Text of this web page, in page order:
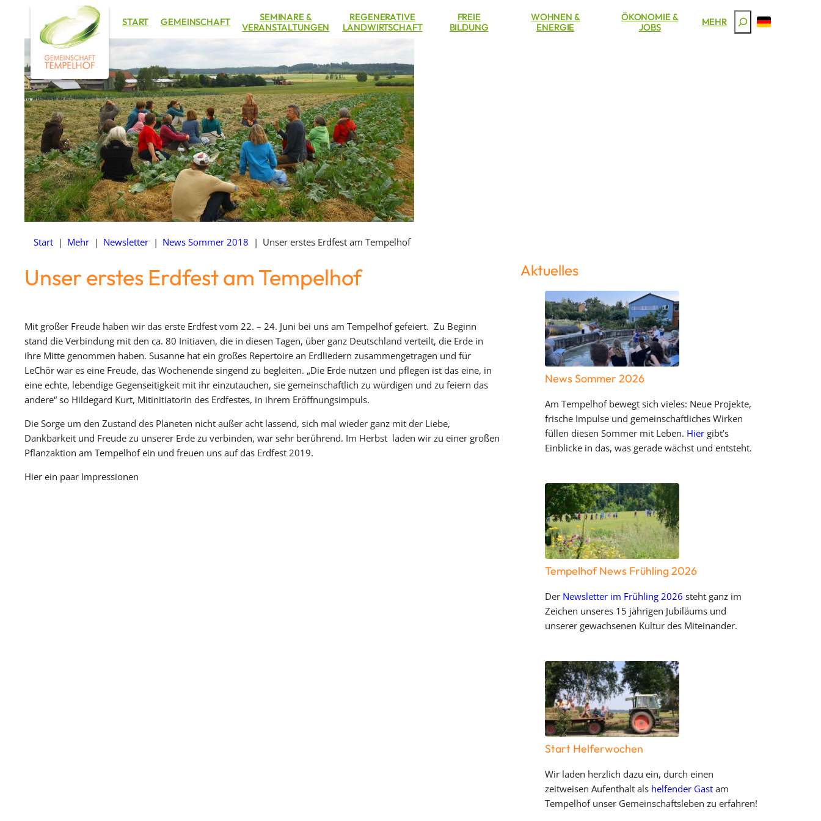
springen
START GEMEINSCHAFT
SEMINARE &
VERANSTALTUNGEN
REGENERATIVE
LANDWIRTSCHAFT
FREIE
BILDUNG
WOHNEN &
ENERGIE
ÖKONOMIE &
JOBS
MEHR Suchen
Start | Mehr | Newsletter | News Sommer 2018 | Unser erstes Erdfest am Tempelhof
Unser erstes Erdfest am Tempelhof
Mit großer Freude haben wir das erste Erdfest vom 22. – 24. Juni bei uns am Tempelhof gefeiert. Zu Beginn
stand die Verbindung mit den ca. 80 Initiaven, die in diesen Tagen, über ganz Deutschland verteilt, die Erde in
ihre Mitte genommen haben. Susanne hat ein großes Repertoire an Erdliedern zusammengetragen und für
LeChör war es eine Freude, das Wochenende singend zu begleiten. „Die Erde nutzen und pflegen ist das eine, in
eine echte, lebendige Gegenseitigkeit mit ihr einzutauchen, sie gemeinschaftlich zu würdigen und zu feiern das
andere“ so Hildegard Kurt, Mitinitiatorin des Erdfestes, in ihrem Eröffnungsimpuls.
Die Sorge um den Zustand des Planeten nicht außer acht lassend, sich mal wieder ganz mit der Liebe,
Dankbarkeit und Freude zu unserer Erde zu verbinden, war sehr berührend. Im Herbst laden wir zu einer großen
Pflanzaktion am Tempelhof ein und freuen uns auf das Erdfest 2019.
Hier ein paar Impressionen
Aktuelles
News Sommer 2026
Am Tempelhof bewegt sich vieles: Neue Projekte,
frische Impulse und gemeinschaftliches Wirken
füllen diesen Sommer mit Leben. Hier gibt’s
Einblicke in das, was gerade wächst und entsteht.
Tempelhof News Frühling 2026
Der Newsletter im Frühling 2026 steht ganz im
Zeichen unseres 15 jährigen Jubiläums und
unserer gewachsenen Kultur des Miteinander.
Start Helferwochen
Wir laden herzlich dazu ein, durch einen
zeitweisen Aufenthalt als helfender Gast am
Tempelhof unser Gemeinschaftsleben zu erfahren!